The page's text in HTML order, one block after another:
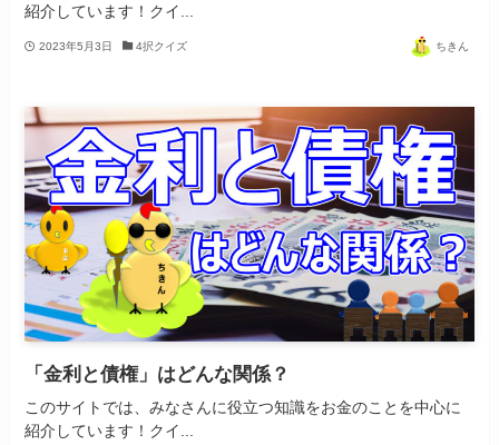
紹介しています！クイ...
2023年5月3日 4択クイズ ちきん
「金利と債権」はどんな関係？
このサイトでは、みなさんに役立つ知識をお金のことを中心に
紹介しています！クイ...